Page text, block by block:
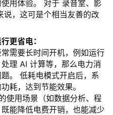
用体验。 对于 录音室、影
说，这可是个相当友善的改
更省电：
需要长时间开机，例如运行
理 AI 计算等，那么电力消
。 低耗电模式开启后，系
耗，达到节能效果。
使用场景（如数据分析、程
能降低电费开销，也能减少